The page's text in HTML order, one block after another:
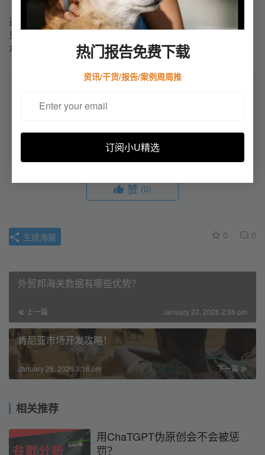
热门报告免费下载
资讯/干货/报告/案例周周推
订阅小U精选
通过“数据 + 工具”的方式，把客户开发流程打通，从而避免
只停留在“下载名单”阶段。这样一整套流程下来，获客自然
水到渠成。
https://u-
chuhai.com/index.php/2026/01/26/%e6%80%8e%e4%b9%88%e7
6%89%be%e9%87%87%e8%b4%ad%e5%95%86%ef%bc%9f/
赞 (0)
0 0
生成海报
外贸邦海关数据有哪些优势？
上一篇 January 23, 2026 2:36 pm
肯尼亚市场开发攻略！
下一篇
January 28, 2026 3:16 pm
相关推荐
用ChaTGPT伪原创会不会被惩
罚？